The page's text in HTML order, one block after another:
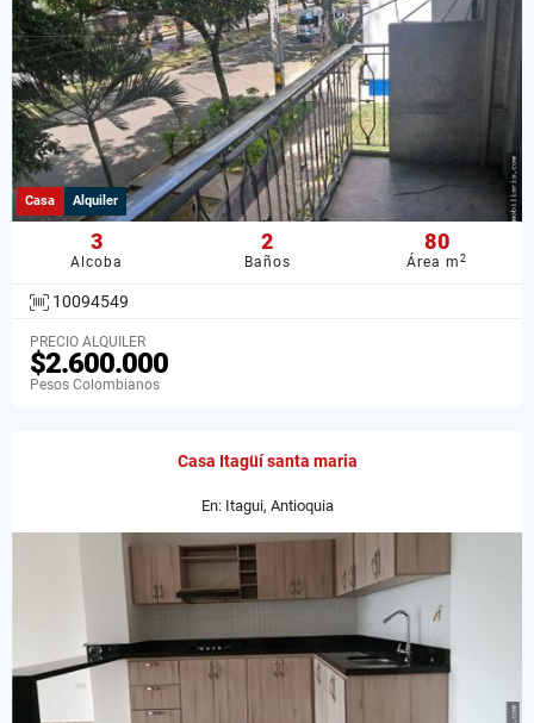
Casa Alquiler
3
Alcoba
2
Baños
80
Área m2
10094549
PRECIO ALQUILER
$2.600.000
Pesos Colombianos
Casa Itagüí santa maria
En: Itagui, Antioquia